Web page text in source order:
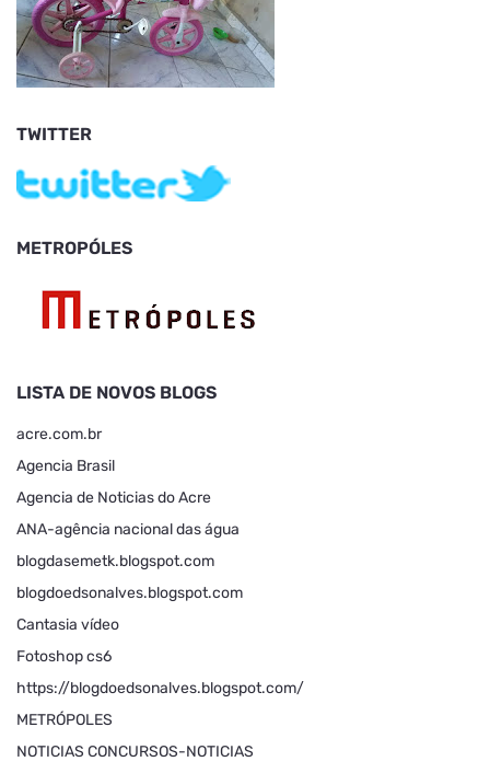
TWITTER
METROPÓLES
LISTA DE NOVOS BLOGS
acre.com.br
Agencia Brasil
Agencia de Noticias do Acre
ANA-agência nacional das água
blogdasemetk.blogspot.com
blogdoedsonalves.blogspot.com
Cantasia vídeo
Fotoshop cs6
https://blogdoedsonalves.blogspot.com/
METRÓPOLES
NOTICIAS CONCURSOS-NOTICIAS